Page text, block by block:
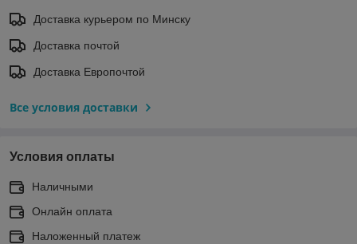
Доставка курьером по Минску
Доставка почтой
Доставка Европочтой
Все условия доставки
Условия оплаты
Наличными
Онлайн оплата
Наложенный платеж